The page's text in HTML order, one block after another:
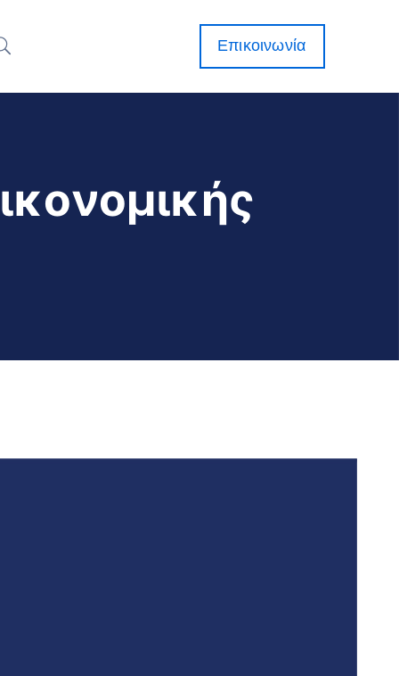
Επικοινωνία